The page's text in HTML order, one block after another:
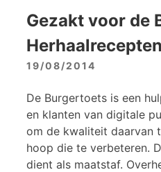
Gezakt voor de
Herhaalrecepten
19/08/2014
De Burgertoets is een
en klanten van digitale
om de kwaliteit daarvan
hoop die te verbeteren.
dient als maatstaf.